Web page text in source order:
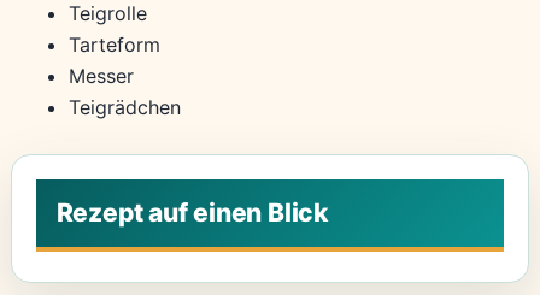
Teigrolle
Tarteform
Messer
Teigrädchen